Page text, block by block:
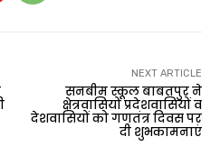
NEXT ARTICLE
सनबीम स्कूल बाबतपुर ने
क्षेत्रवासियों प्रदेशवासियों व
देशवासियों को गणतंत्र दिवस पर
दी शुभकामनाएं